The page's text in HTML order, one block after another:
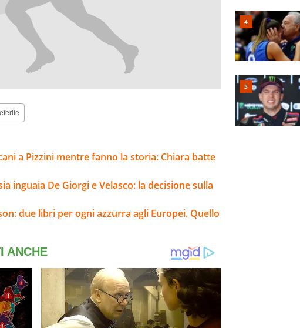
a Pizzini mentre fanno la storia: Chiara batte
inguaia De Giorgi e Velasco: la decisione sulla
due libri per ogni azzurra agli Europei. Quello